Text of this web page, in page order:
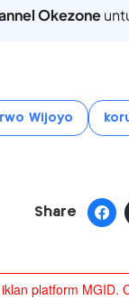
Okezone
Wijoyo
Share